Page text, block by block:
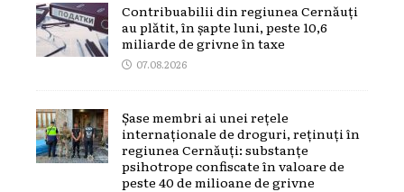
Contribuabilii din regiunea Cernăuți
au plătit, în șapte luni, peste 10,6
miliarde de grivne în taxe
07.08.2026
Șase membri ai unei rețele
internaționale de droguri, reținuți în
regiunea Cernăuți: substanțe
psihotrope confiscate în valoare de
peste 40 de milioane de grivne